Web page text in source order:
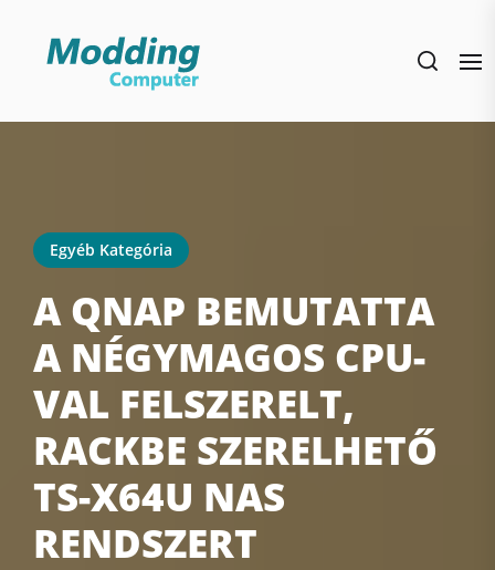
Egyéb Kategória
A QNAP BEMUTATTA
A NÉGYMAGOS CPU-
VAL FELSZERELT,
RACKBE SZERELHETŐ
TS-X64U NAS
RENDSZERT